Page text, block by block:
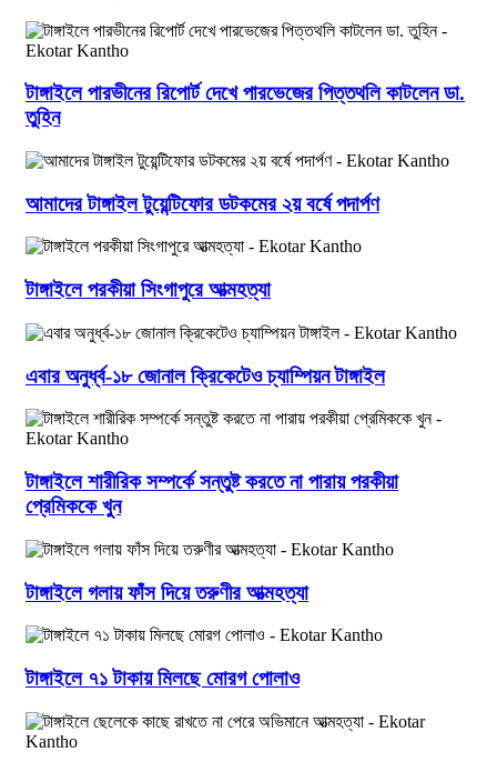
টাঙ্গাইলে পারভীনের রিপোর্ট দেখে পারভেজের পিত্তথলি কাটলেন ডা.
তুহিন
আমাদের টাঙ্গাইল টুয়েন্টিফোর ডটকমের ২য় বর্ষে পদার্পণ
টাঙ্গাইলে পরকীয়া সিংগাপুরে আত্মহত্যা
এবার অনুর্ধ্ব-১৮ জোনাল ক্রিকেটেও চ্যাম্পিয়ন টাঙ্গাইল
টাঙ্গাইলে শারীরিক সম্পর্কে সন্তুষ্ট করতে না পারায় পরকীয়া
প্রেমিককে খুন
টাঙ্গাইলে গলায় ফাঁস দিয়ে তরুণীর আত্মহত্যা
টাঙ্গাইলে ৭১ টাকায় মিলছে মোরগ পোলাও